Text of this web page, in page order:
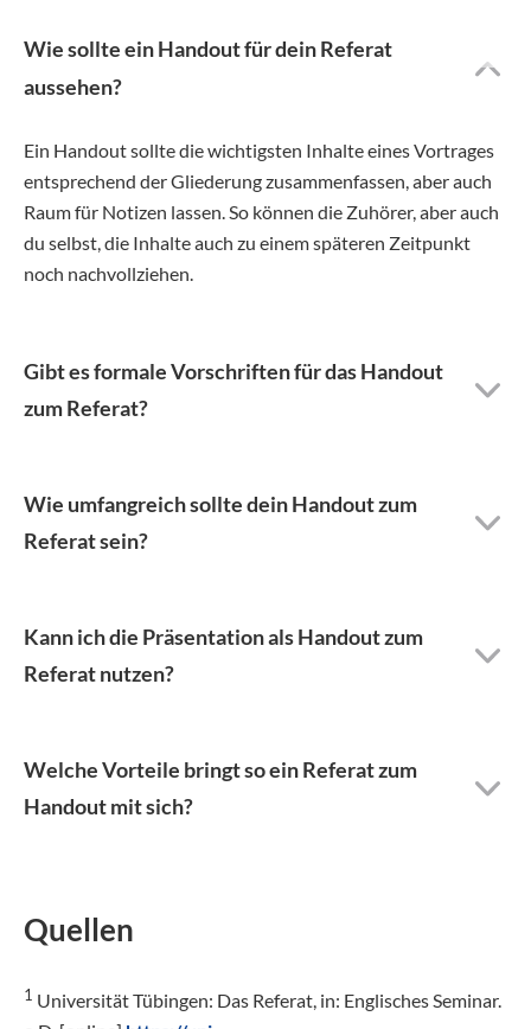
Wie sollte ein Handout für dein Referat
aussehen?
Ein Handout sollte die wichtigsten Inhalte eines Vortrages
entsprechend der Gliederung zusammenfassen, aber auch
Raum für Notizen lassen. So können die Zuhörer, aber auch
du selbst, die Inhalte auch zu einem späteren Zeitpunkt
noch nachvollziehen.
Gibt es formale Vorschriften für das Handout
zum Referat?
Wie umfangreich sollte dein Handout zum
Referat sein?
Kann ich die Präsentation als Handout zum
Referat nutzen?
Welche Vorteile bringt so ein Referat zum
Handout mit sich?
Quellen
1 Universität Tübingen: Das Referat, in: Englisches Seminar.